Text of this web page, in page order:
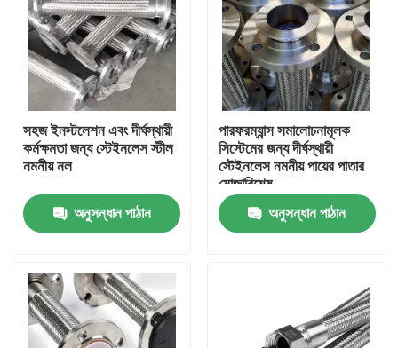
বাড়ি
পণ্য
আমাদের সম্বন্ধে
সহজ ইনস্টলেশন এবং দীর্ঘস্থায়ী
কর্মক্ষমতা জন্য স্টেইনলেস স্টীল
নমনীয় নল
অনুসন্ধান পাঠান
পারফরম্যান্স সমালোচনামূলক
সিস্টেমের জন্য দীর্ঘস্থায়ী
স্টেইনলেস নমনীয় পায়ের পাতার
মোজাবিশেষ
অনুসন্ধান পাঠান